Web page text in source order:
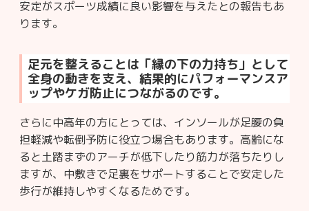
安定がスポーツ成績に良い影響を与えたとの報告もあ
ります。
足元を整えることは「縁の下の力持ち」として
全身の動きを支え、結果的にパフォーマンスア
ップやケガ防止につながるのです。
さらに中高年の方にとっては、インソールが足腰の負
担軽減や転倒予防に役立つ場合もあります。高齢にな
ると土踏まずのアーチが低下したり筋力が落ちたりし
ますが、中敷きで足裏をサポートすることで安定した
歩行が維持しやすくなるためです。